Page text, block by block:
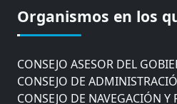
Organismos en los
COMISIÓN ASESORA DE
AYUNTAMIENTO DE
CONSEJO ASESOR DEL
CONSEJO DE
CONSEJO DE NAVEGACIÓN Y